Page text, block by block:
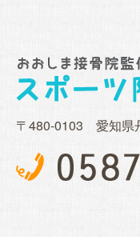
〒480-0103 愛知県